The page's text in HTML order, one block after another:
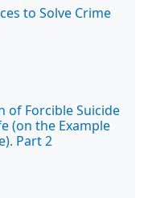
to Solve Crime
of Forcible Suicide
(on the Example
Part 2